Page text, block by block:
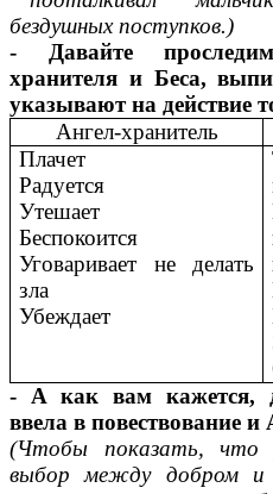
бездушных поступков.)
- Давайте
хранителя и Беса,
указывают на действие
Ангел-хранитель
Плачет
Радуется
Утешает
Беспокоится
Уговаривает не делать
зла
Убеждает
- А как вам кажется,
ввела в повествование и
(Чтобы показать, что
выбор между добром и